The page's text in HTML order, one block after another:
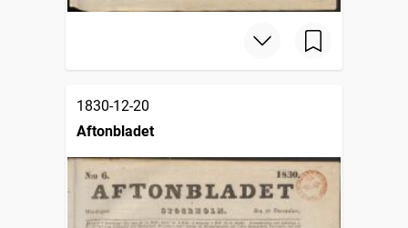
1830-12-20
Aftonbladet